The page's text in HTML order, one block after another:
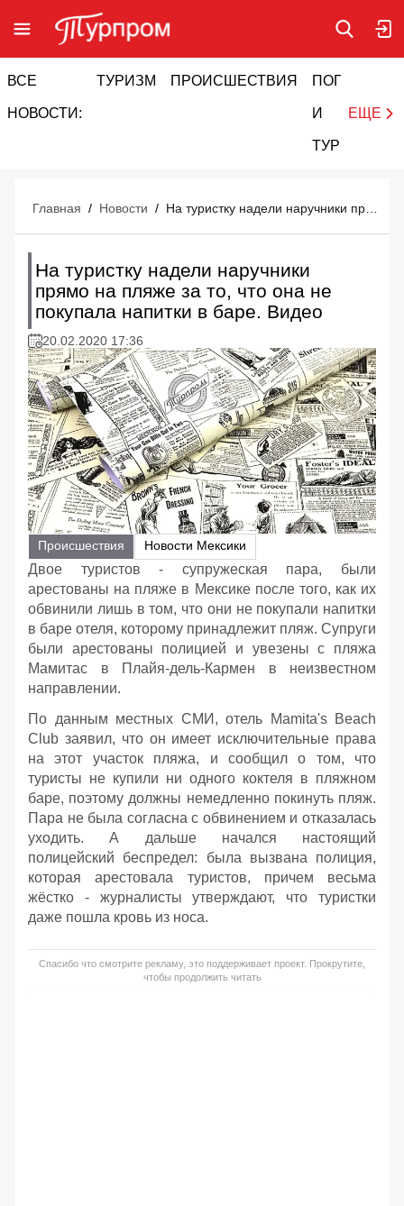
ВСЕ
НОВОСТИ:
ТУРИЗМ ПРОИСШЕСТВИЯ ПОГОДА
И
ТУРИЗМ
ЕЩЕ
Главная / Новости /
На туристку надели наручники
прямо на пляже за то, что она не
покупала напитки в баре. Видео
20.02.2020 17:36
Происшествия Новости Мексики
Двое туристов - супружеская пара, были
арестованы на пляже в Мексике после того, как их
обвинили лишь в том, что они не покупали напитки
в баре отеля, которому принадлежит пляж. Супруги
были арестованы полицией и увезены с пляжа
Мамитас в Плайя-дель-Кармен в неизвестном
направлении.
По данным местных СМИ, отель Mamita's Beach
Club заявил, что он имеет исключительные права
на этот участок пляжа, и сообщил о том, что
туристы не купили ни одного коктеля в пляжном
баре, поэтому должны немедленно покинуть пляж.
Пара не была согласна с обвинением и отказалась
уходить. А дальше начался настоящий
полицейский беспредел: была вызвана полиция,
которая арестовала туристов, причем весьма
жёстко - журналисты утверждают, что туристки
даже пошла кровь из носа.
Спасибо что смотрите рекламу, это поддерживает проект. Прокрутите,
чтобы продолжить читать